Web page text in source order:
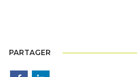
PARTAGER